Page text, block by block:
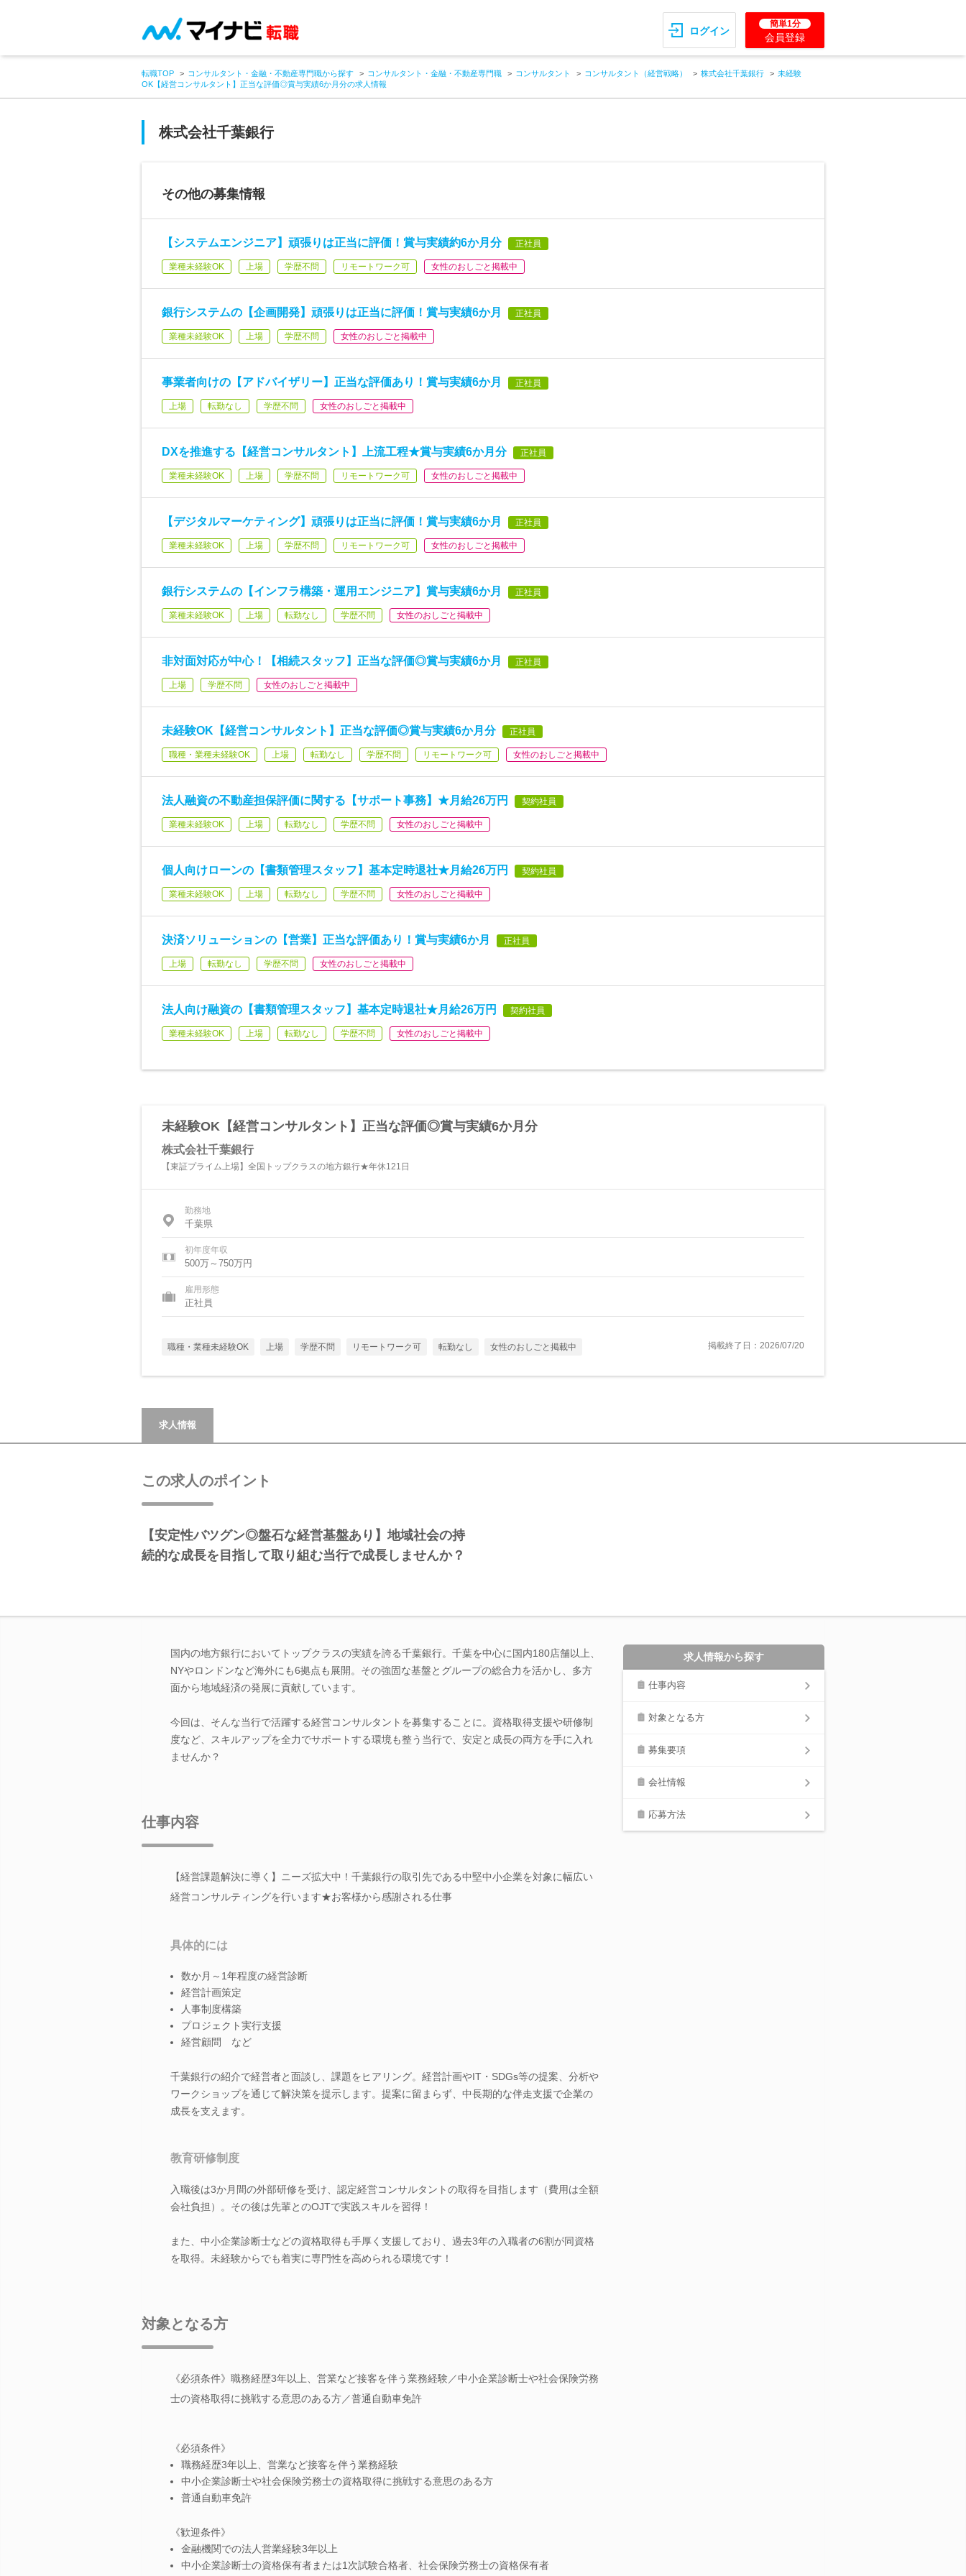
ログイン
簡単1分
会員登録
転職TOP コンサルタント・金融・不動産専門職から探す コンサルタント・金融・不動産専門職 コンサルタント コンサルタント（経営戦略） 株式会社千葉銀行
未経験
OK【経営コンサルタント】正当な評価◎賞与実績6か月分の求人情報
株式会社千葉銀行
その他の募集情報
【システムエンジニア】頑張りは正当に評価！賞与実績約6か月分 正社員
業種未経験OK 上場 学歴不問 リモートワーク可 女性のおしごと掲載中
銀行システムの【企画開発】頑張りは正当に評価！賞与実績6か月 正社員
業種未経験OK 上場 学歴不問 女性のおしごと掲載中
事業者向けの【アドバイザリー】正当な評価あり！賞与実績6か月 正社員
上場 転勤なし 学歴不問 女性のおしごと掲載中
DXを推進する【経営コンサルタント】上流工程★賞与実績6か月分 正社員
業種未経験OK 上場 学歴不問 リモートワーク可 女性のおしごと掲載中
【デジタルマーケティング】頑張りは正当に評価！賞与実績6か月 正社員
業種未経験OK 上場 学歴不問 リモートワーク可 女性のおしごと掲載中
銀行システムの【インフラ構築・運用エンジニア】賞与実績6か月 正社員
業種未経験OK 上場 転勤なし 学歴不問 女性のおしごと掲載中
非対面対応が中心！【相続スタッフ】正当な評価◎賞与実績6か月 正社員
上場 学歴不問 女性のおしごと掲載中
未経験OK【経営コンサルタント】正当な評価◎賞与実績6か月分 正社員
職種・業種未経験OK 上場 転勤なし 学歴不問 リモートワーク可 女性のおしごと掲載中
法人融資の不動産担保評価に関する【サポート事務】★月給26万円 契約社員
業種未経験OK 上場 転勤なし 学歴不問 女性のおしごと掲載中
個人向けローンの【書類管理スタッフ】基本定時退社★月給26万円 契約社員
業種未経験OK 上場 転勤なし 学歴不問 女性のおしごと掲載中
決済ソリューションの【営業】正当な評価あり！賞与実績6か月 正社員
上場 転勤なし 学歴不問 女性のおしごと掲載中
法人向け融資の【書類管理スタッフ】基本定時退社★月給26万円 契約社員
業種未経験OK 上場 転勤なし 学歴不問 女性のおしごと掲載中
未経験OK【経営コンサルタント】正当な評価◎賞与実績6か月分
株式会社千葉銀行
【東証プライム上場】全国トップクラスの地方銀行★年休121日
勤務地
千葉県
初年度年収
500万～750万円
雇用形態
正社員
職種・業種未経験OK 上場 学歴不問 リモートワーク可 転勤なし 女性のおしごと掲載中 掲載終了日：2026/07/20
求人情報
この求人のポイント
【安定性バツグン◎盤石な経営基盤あり】地域社会の持
続的な成長を目指して取り組む当行で成長しませんか？
国内の地方銀行においてトップクラスの実績を誇る千葉銀行。千葉を中心に国内180店舗以上、
NYやロンドンなど海外にも6拠点も展開。その強固な基盤とグループの総合力を活かし、多方
面から地域経済の発展に貢献しています。
今回は、そんな当行で活躍する経営コンサルタントを募集することに。資格取得支援や研修制
度など、スキルアップを全力でサポートする環境も整う当行で、安定と成長の両方を手に入れ
ませんか？
仕事内容
【経営課題解決に導く】ニーズ拡大中！千葉銀行の取引先である中堅中小企業を対象に幅広い
経営コンサルティングを行います★お客様から感謝される仕事
具体的には
数か月～1年程度の経営診断
経営計画策定
人事制度構築
プロジェクト実行支援
経営顧問 など
千葉銀行の紹介で経営者と面談し、課題をヒアリング。経営計画やIT・SDGs等の提案、分析や
ワークショップを通じて解決策を提示します。提案に留まらず、中長期的な伴走支援で企業の
成長を支えます。
教育研修制度
入職後は3か月間の外部研修を受け、認定経営コンサルタントの取得を目指します（費用は全額
会社負担）。その後は先輩とのOJTで実践スキルを習得！
また、中小企業診断士などの資格取得も手厚く支援しており、過去3年の入職者の6割が同資格
を取得。未経験からでも着実に専門性を高められる環境です！
対象となる方
《必須条件》職務経歴3年以上、営業など接客を伴う業務経験／中小企業診断士や社会保険労務
士の資格取得に挑戦する意思のある方／普通自動車免許
《必須条件》
職務経歴3年以上、営業など接客を伴う業務経験
中小企業診断士や社会保険労務士の資格取得に挑戦する意思のある方
普通自動車免許
《歓迎条件》
金融機関での法人営業経験3年以上
中小企業診断士の資格保有者または1次試験合格者、社会保険労務士の資格保有者
求人情報から探す
仕事内容
対象となる方
募集要項
会社情報
応募方法